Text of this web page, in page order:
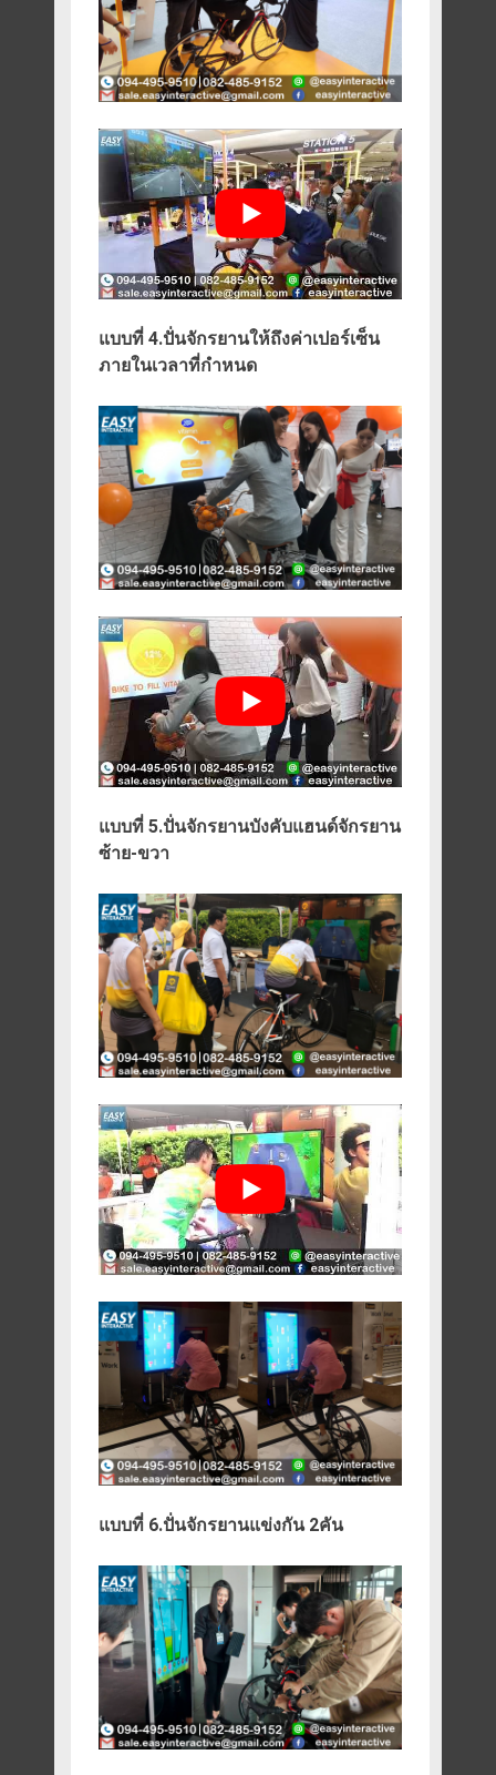
แบบที่ 4.ปั่นจักรยานให้ถึงค่าเปอร์เซ็น
ภายในเวลาที่กำหนด
แบบที่ 5.ปั่นจักรยานบังคับแฮนด์จักรยาน
ซ้าย-ขวา
แบบที่ 6.ปั่นจักรยานแข่งกัน 2คัน